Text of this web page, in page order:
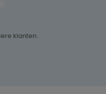
van 0 van 5 sterren
klanten.